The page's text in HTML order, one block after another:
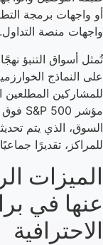
أو واجهات برمجة
واجهات منصة التداول.
تُمثل أسواق التنبؤ
على النماذج
للمشاركين المطلعين
السوق، الذي يتم
للمراكز، تقديرًا
الميزات
عنها في
الاحترافية